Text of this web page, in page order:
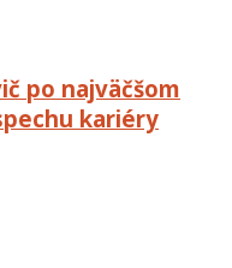
po najväčšom
kariéry